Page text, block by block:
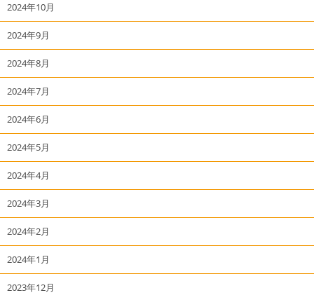
2024年10月
2024年9月
2024年8月
2024年7月
2024年6月
2024年5月
2024年4月
2024年3月
2024年2月
2024年1月
2023年12月